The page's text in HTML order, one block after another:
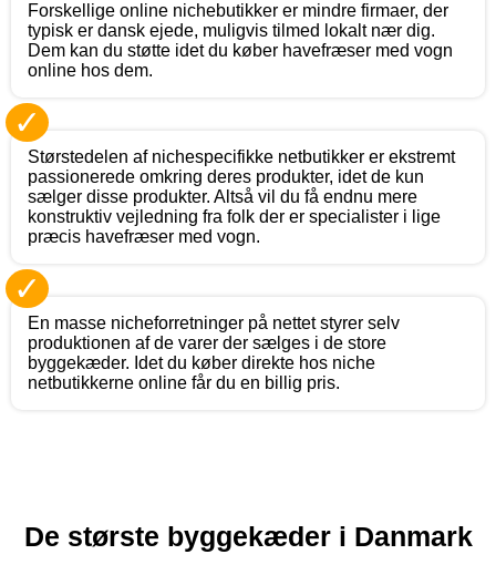
Forskellige online nichebutikker er mindre firmaer, der
typisk er dansk ejede, muligvis tilmed lokalt nær dig.
Dem kan du støtte idet du køber havefræser med vogn
online hos dem.
✓
Størstedelen af nichespecifikke netbutikker er ekstremt
passionerede omkring deres produkter, idet de kun
sælger disse produkter. Altså vil du få endnu mere
konstruktiv vejledning fra folk der er specialister i lige
præcis havefræser med vogn.
✓
En masse nicheforretninger på nettet styrer selv
produktionen af de varer der sælges i de store
byggekæder. Idet du køber direkte hos niche
netbutikkerne online får du en billig pris.
De største byggekæder i Danmark